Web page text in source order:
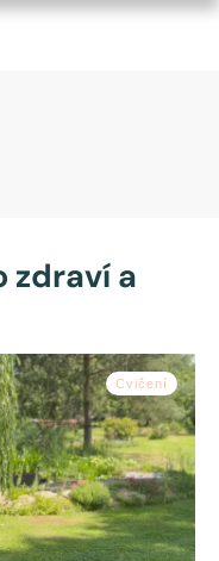
zdraví a
Cvičení